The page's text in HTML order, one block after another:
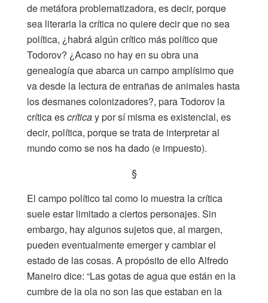
de metáfora problematizadora, es decir, porque
sea literaria la crítica no quiere decir que no sea
política, ¿habrá algún crítico más político que
Todorov? ¿Acaso no hay en su obra una
genealogía que abarca un campo amplísimo que
va desde la lectura de entrañas de animales hasta
los desmanes colonizadores?, para Todorov la
crítica escríticay por sí misma es existencial, es
decir, política, porque se trata de interpretar al
mundo como se nos ha dado (e impuesto).
§
El campo político tal como lo muestra la crítica
suele estar limitado a ciertos personajes. Sin
embargo, hay algunos sujetos que, al margen,
pueden eventualmente emerger y cambiar el
estado de las cosas. A propósito de ello Alfredo
Maneiro dice: “Las gotas de agua que están en la
cumbre de la ola no son las que estaban en la